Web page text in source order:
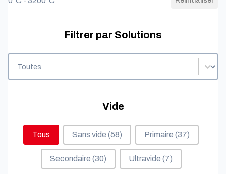
Filtrer par Solutions
Vide
Tous Sans vide (58) Primaire (37)
Secondaire (30) Ultravide (7)